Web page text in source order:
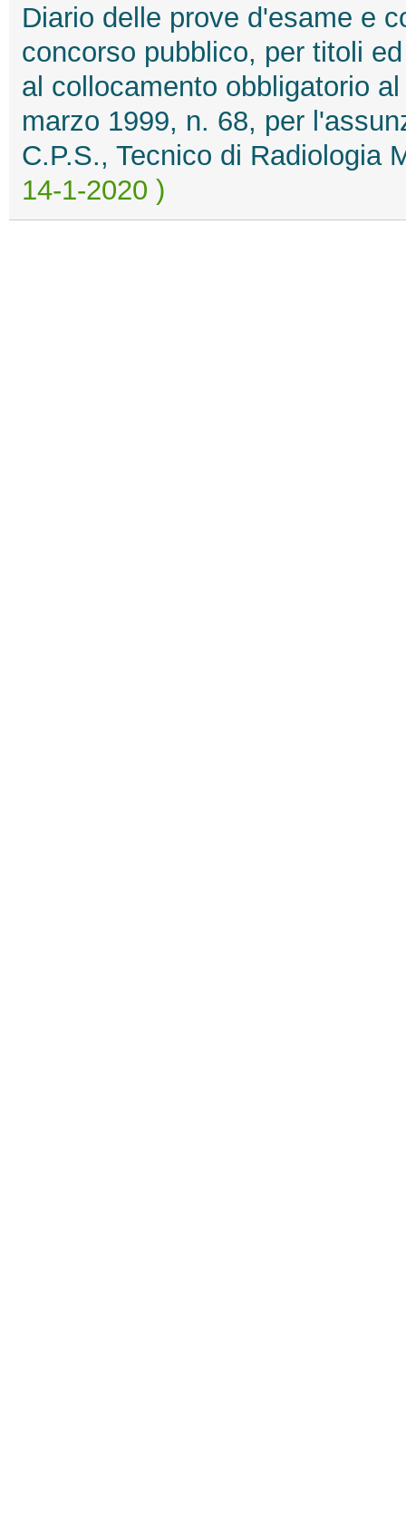
Diario delle prove d'esame e
concorso pubblico, per titoli
al collocamento obbligatorio
marzo 1999, n. 68, per
C.P.S., Tecnico di Radiologia
14-1-2020 )